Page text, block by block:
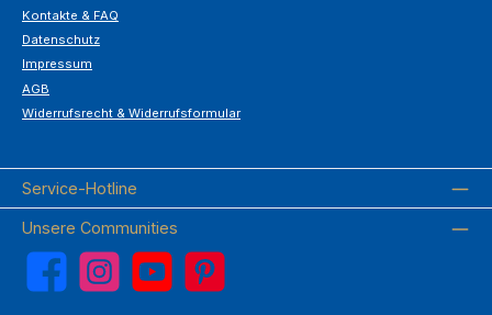
Kontakte & FAQ
Datenschutz
Impressum
AGB
Widerrufsrecht & Widerrufsformular
Service-Hotline
Unsere Communities
Facebook Instagram YouTube Pinterest